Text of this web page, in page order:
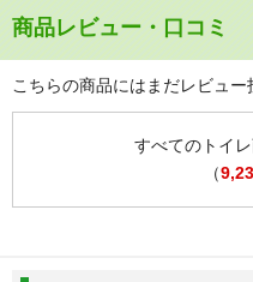
商品レビュー・口コミ
こちらの商品にはまだレビュー
すべてのトイ
（